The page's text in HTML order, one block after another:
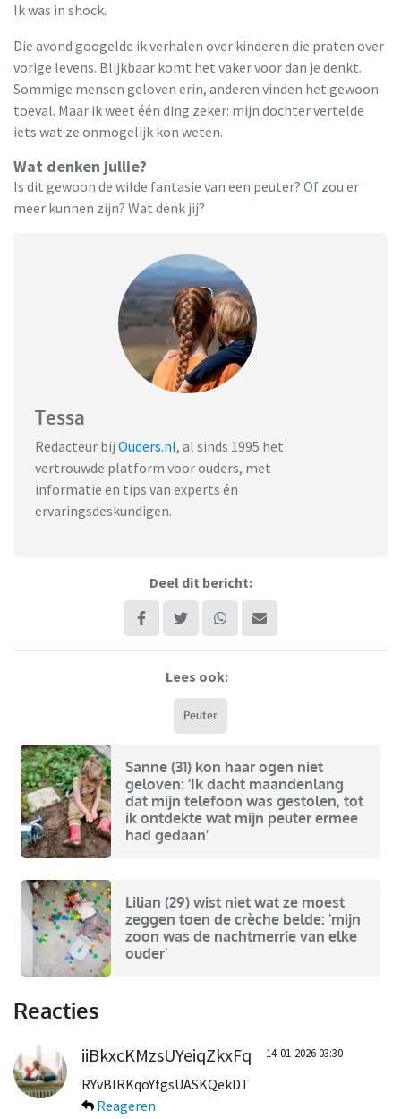
Ik was in shock.
Die avond googelde ik verhalen over kinderen die praten over
vorige levens. Blijkbaar komt het vaker voor dan je denkt.
Sommige mensen geloven erin, anderen vinden het gewoon
toeval. Maar ik weet één ding zeker: mijn dochter vertelde
iets wat ze onmogelijk kon weten.
Wat denken jullie?
Is dit gewoon de wilde fantasie van een peuter? Of zou er
meer kunnen zijn? Wat denk jij?
Tessa
Redacteur bij Ouders.nl, al sinds 1995 het
vertrouwde platform voor ouders, met
informatie en tips van experts én
ervaringsdeskundigen.
Deel dit bericht:
Lees ook:
Peuter
Sanne (31) kon haar ogen niet
geloven: ‘Ik dacht maandenlang
dat mijn telefoon was gestolen, tot
ik ontdekte wat mijn peuter ermee
had gedaan’
Lilian (29) wist niet wat ze moest
zeggen toen de crèche belde: 'mijn
zoon was de nachtmerrie van elke
ouder'
Reacties
iiBkxcKMzsUYeiqZkxFq 14-01-2026 03:30
RYvBIRKqoYfgsUASKQekDT
Reageren